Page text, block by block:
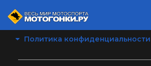
Политика конфиденциальности